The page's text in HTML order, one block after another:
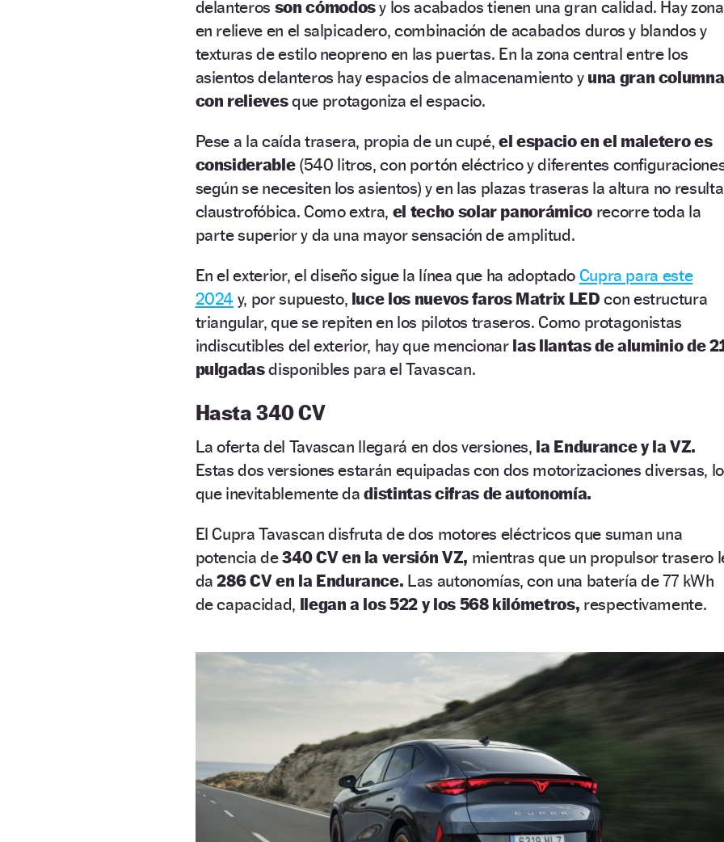
delanteros son cómodosy los acabados tienen una gran calidad. Hay
en relieve en el salpicadero, combinación de acabados duros y blandos y
texturas de estilo neopreno en las puertas. En la zona central entre los
asientos delanteros hay espacios de almacenamiento y una gran columna
con relievesque protagoniza el espacio.
Pese a la caída trasera, propia de un cupé,el espacio en el maletero es
considerable(540 litros, con portón eléctrico y diferentes
según se necesiten los asientos) y en las plazas traseras la altura no resulta
claustrofóbica. Como extra, el techo solar panorámico recorre toda la
parte superior y da una mayor sensación de amplitud.
En el exterior, el diseño sigue la línea que ha adoptado Cupra para este
2024 y, por supuesto, luce los nuevos faros Matrix LEDcon estructura
triangular, que se repiten en los pilotos traseros. Como protagonistas
indiscutibles del exterior, hay que mencionarlas llantas de aluminio de
pulgadasdisponibles para el Tavascan.
Hasta 340 CV
La oferta del Tavascan llegará en dos versiones, la Endurance y la VZ.
Estas dos versiones estarán equipadas con dos motorizaciones diversas, lo
que inevitablemente dadistintas cifras de autonomía.
El Cupra Tavascan disfruta de dos motores eléctricos que suman una
potencia de340 CV en la versión VZ, mientras que un propulsor trasero
da286 CV en la Endurance. Las autonomías, con una batería de 77 kWh
de capacidad, llegan a los 522 y los 568 kilómetros, respectivamente.